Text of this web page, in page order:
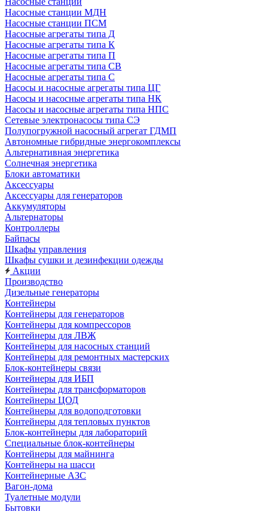
Насосные станции МДН
Насосные станции ПСМ
Насосные агрегаты типа Д
Насосные агрегаты типа К
Насосные агрегаты типа П
Насосные агрегаты типа СВ
Насосные агрегаты типа С
Насосы и насосные агрегаты типа ЦГ
Насосы и насосные агрегаты типа НК
Насосы и насосные агрегаты типа НПС
Сетевые электронасосы типа СЭ
Полупогружной насосный агрегат ГДМП
Автономные гибридные энергокомплексы
Альтернативная энергетика
Солнечная энергетика
Блоки автоматики
Аксессуары
Аксессуары для генераторов
Аккумуляторы
Альтернаторы
Контроллеры
Байпасы
Шкафы управления
Шкафы сушки и дезинфекции одежды
Акции
Производство
Дизельные генераторы
Контейнеры
Контейнеры для генераторов
Контейнеры для компрессоров
Контейнеры для ЛВЖ
Контейнеры для насосных станций
Контейнеры для ремонтных мастерских
Блок-контейнеры связи
Контейнеры для ИБП
Контейнеры для трансформаторов
Контейнеры ЦОД
Контейнеры для водоподготовки
Контейнеры для тепловых пунктов
Блок-контейнеры для лабораторий
Специальные блок-контейнеры
Контейнеры для майнинга
Контейнеры на шасси
Контейнерные АЗС
Вагон-дома
Туалетные модули
Бытовки